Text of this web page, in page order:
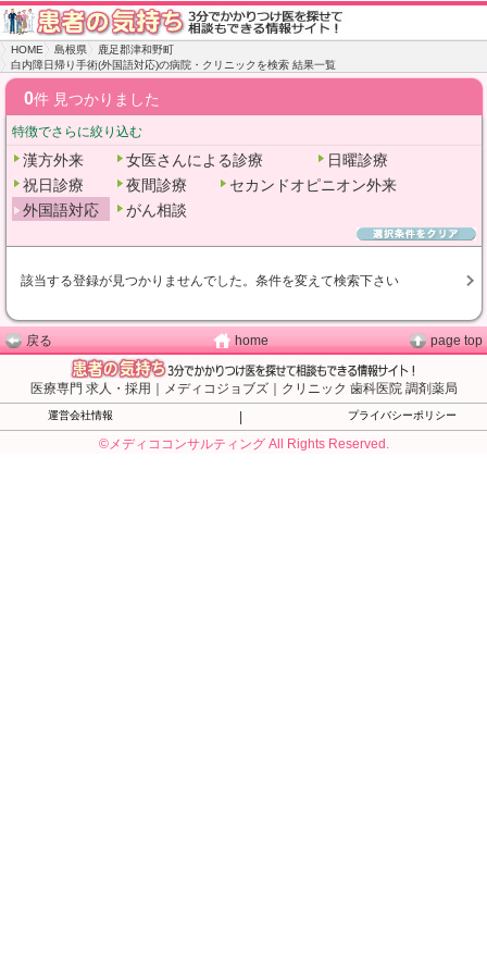
HOME 島根県
鹿足郡津和野町
白内障日帰り手術(外国語対応)の病院・クリニックを検索 結果一覧
0件 見つかりました
特徴でさらに絞り込む
漢方外来 女医さんによる診療
日曜診療
祝日診療
夜間診療
セカンドオピニオン外来
外国語対応
がん相談
該当する登録が見つかりませんでした。条件を変えて検索下さい
戻る home page top
医療専門 求人・採用｜メディコジョブズ｜クリニック 歯科医院 調剤薬局
運営会社情報 プライバシーポリシー
©メディココンサルティング All Rights Reserved.